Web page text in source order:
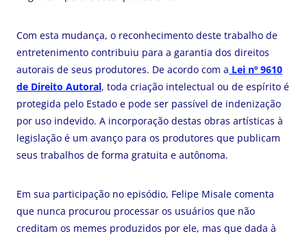
Com esta mudança, o reconhecimento deste trabalho de
entretenimento contribuiu para a garantia dos direitos
autorais de seus produtores. De acordo com a Lei nº 9610
de Direito Autoral, toda criação intelectual ou de espírito é
protegida pelo Estado e pode ser passível de indenização
por uso indevido. A incorporação destas obras artísticas à
legislação é um avanço para os produtores que publicam
seus trabalhos de forma gratuita e autônoma.
Em sua participação no episódio, Felipe Misale comenta
que nunca procurou processar os usuários que não
creditam os memes produzidos por ele, mas que dada à